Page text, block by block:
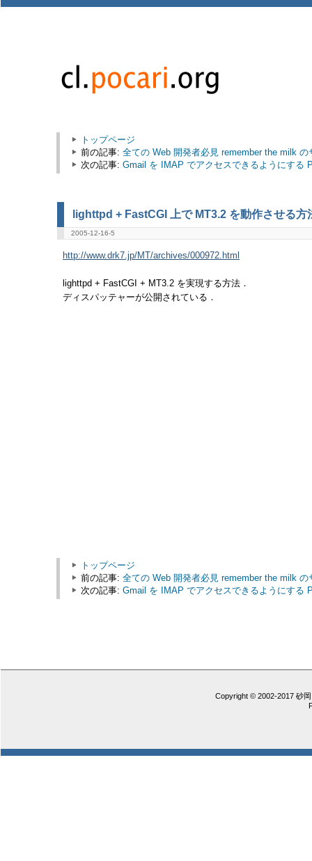
トップページ
前の記事: 全ての Web 開発者必見 remember the milk の
次の記事: Gmail を IMAP でアクセスできるようにする
lighttpd + FastCGI 上で MT3.2 を動作させる方
2005-12-16-5
http://www.drk7.jp/MT/archives/000972.html
lighttpd + FastCGI + MT3.2 を実現する方法．
ディスパッテャーが公開されている．
トップページ
前の記事: 全ての Web 開発者必見 remember the milk の
次の記事: Gmail を IMAP でアクセスできるようにする
Copyright © 2002-2017 砂